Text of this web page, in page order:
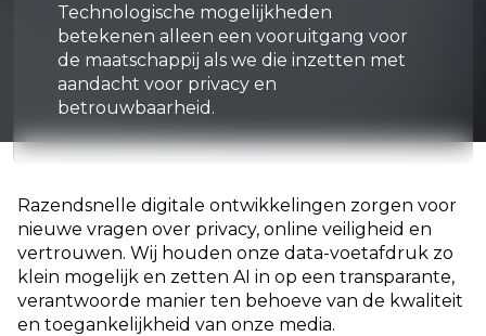
Technologische mogelijkheden
betekenen alleen een vooruitgang voor
de maatschappij als we die inzetten met
aandacht voor privacy en
betrouwbaarheid.
Razendsnelle digitale ontwikkelingen zorgen voor
nieuwe vragen over privacy, online veiligheid en
vertrouwen. Wij houden onze data-voetafdruk zo
klein mogelijk en zetten AI in op een transparante,
verantwoorde manier ten behoeve van de kwaliteit
en toegankelijkheid van onze media.